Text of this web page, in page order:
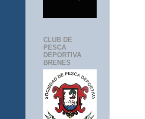
CLUB DE
PESCA
DEPORTIVA
BRENES